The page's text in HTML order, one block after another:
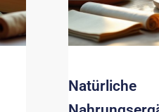
Natürliche